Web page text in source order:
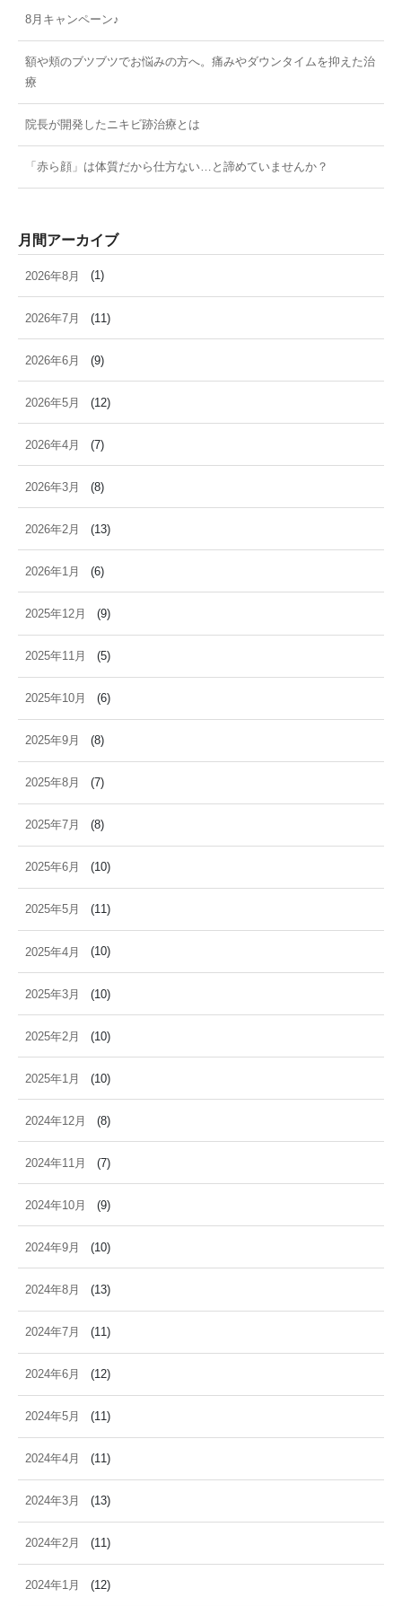
8月キャンペーン♪
額や頬のブツブツでお悩みの方へ。痛みやダウンタイムを抑えた治
療
院長が開発したニキビ跡治療とは
「赤ら顔」は体質だから仕方ない…と諦めていませんか？
月間アーカイブ
2026年8月 (1)
2026年7月 (11)
2026年6月 (9)
2026年5月 (12)
2026年4月 (7)
2026年3月 (8)
2026年2月 (13)
2026年1月 (6)
2025年12月 (9)
2025年11月 (5)
2025年10月 (6)
2025年9月 (8)
2025年8月 (7)
2025年7月 (8)
2025年6月 (10)
2025年5月 (11)
2025年4月 (10)
2025年3月 (10)
2025年2月 (10)
2025年1月 (10)
2024年12月 (8)
2024年11月 (7)
2024年10月 (9)
2024年9月 (10)
2024年8月 (13)
2024年7月 (11)
2024年6月 (12)
2024年5月 (11)
2024年4月 (11)
2024年3月 (13)
2024年2月 (11)
2024年1月 (12)